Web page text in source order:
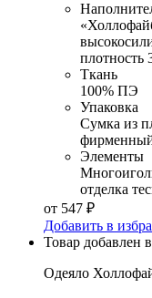
плотность
Ткань
100% ПЭ
Упаковка
Сумка из
фирменный
Элементы
отделка
от 547 ₽
Добавить в
Товар добавлен
Одеяло